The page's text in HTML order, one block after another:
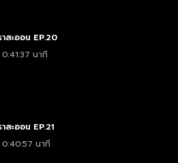
าสะออน EP.20
0:41:37 นาที
สะออน EP.21
0:40:57 นาที